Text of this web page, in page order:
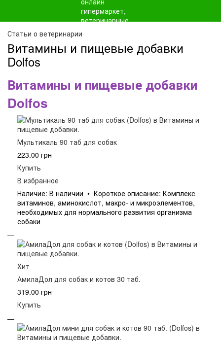
Статьи о ветеринарии
Витамины и пищевые добавки
Dolfos
Витамины и пищевые добавки
Dolfos
Мультикаль 90 таб для собак
223.00 грн
Купить
В избранное
Наличие: В наличии • Короткое описание: Комплекс
витаминов, аминокислот, макро- и микроэлементов,
необходимых для нормального развития организма
собаки
Хит
АмилаДол для собак и котов 30 таб.
319.00 грн
Купить